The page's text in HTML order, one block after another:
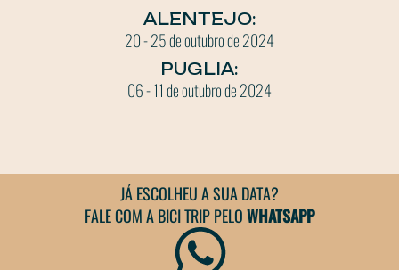
ALENTEJO:
20 - 25 de outubro de 2024
PUGLIA:
06 - 11 de outubro de 2024
JÁ ESCOLHEU A SUA DATA?
FALE COM A BICI TRIP PELOWHATSAPP